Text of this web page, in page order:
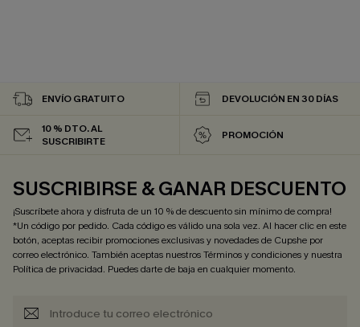
ENVÍO GRATUITO DEVOLUCIÓN EN 30 DÍAS
10 % DTO. AL
SUSCRIBIRTE
PROMOCIÓN
SUSCRIBIRSE & GANAR DESCUENTO
¡Suscríbete ahora y disfruta de un 10 % de descuento sin mínimo de compra!
*Un código por pedido. Cada código es válido una sola vez. Al hacer clic en este
botón, aceptas recibir promociones exclusivas y novedades de Cupshe por
correo electrónico. También aceptas nuestrosTérminos y condicionesy nuestra
Política de privacidad. Puedes darte de baja en cualquier momento.